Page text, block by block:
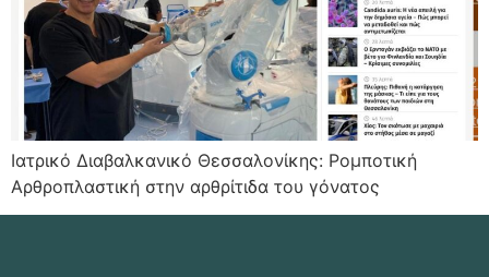
Ιατρικό Διαβαλκανικό Θεσσαλονίκης: Ρομποτική
Αρθροπλαστική στην αρθρίτιδα του γόνατος